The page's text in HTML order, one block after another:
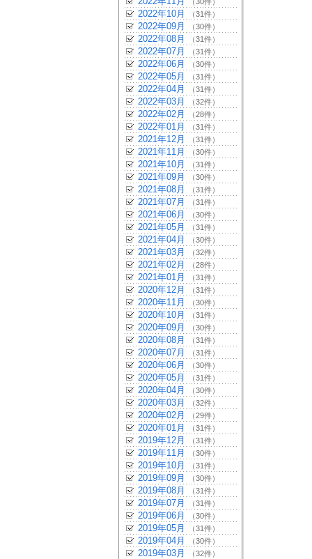
2022年10月 （31件）
2022年09月 （30件）
2022年08月 （31件）
2022年07月 （31件）
2022年06月 （30件）
2022年05月 （31件）
2022年04月 （31件）
2022年03月 （32件）
2022年02月 （28件）
2022年01月 （31件）
2021年12月 （31件）
2021年11月 （30件）
2021年10月 （31件）
2021年09月 （30件）
2021年08月 （31件）
2021年07月 （31件）
2021年06月 （30件）
2021年05月 （31件）
2021年04月 （30件）
2021年03月 （32件）
2021年02月 （28件）
2021年01月 （31件）
2020年12月 （31件）
2020年11月 （30件）
2020年10月 （31件）
2020年09月 （30件）
2020年08月 （31件）
2020年07月 （31件）
2020年06月 （30件）
2020年05月 （31件）
2020年04月 （30件）
2020年03月 （32件）
2020年02月 （29件）
2020年01月 （31件）
2019年12月 （31件）
2019年11月 （30件）
2019年10月 （31件）
2019年09月 （30件）
2019年08月 （31件）
2019年07月 （31件）
2019年06月 （30件）
2019年05月 （31件）
2019年04月 （30件）
2019年03月 （32件）